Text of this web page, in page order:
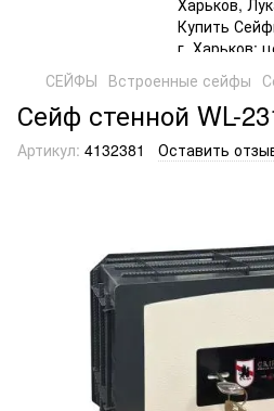
СЕЙФЫ Встроенные сейфы
Сейф стенной WL-
Артикул: 4132381 Оставить